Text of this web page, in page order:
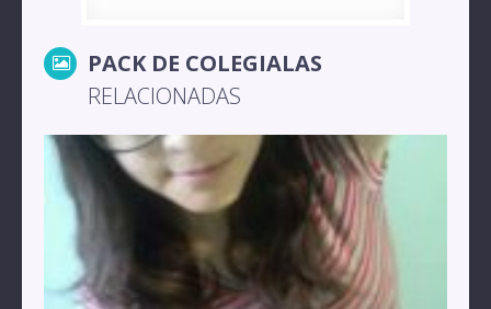
PACK DE COLEGIALAS
RELACIONADAS